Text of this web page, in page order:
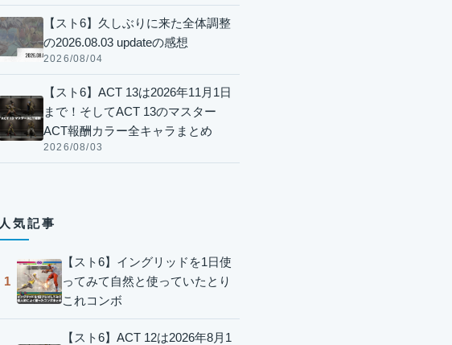
【スト6】久しぶりに来た全体調整
の2026.08.03 updateの感想
2026/08/04
【スト6】ACT 13は2026年11月1日
まで！そしてACT 13のマスター
ACT報酬カラー全キャラまとめ
2026/08/03
人気記事
1
【スト6】イングリッドを1日使
ってみて自然と使っていたとり
これコンボ
【スト6】ACT 12は2026年8月1